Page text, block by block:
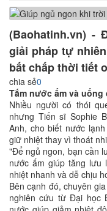
(Baohatinh.vn) -
giải pháp tự
bất chấp thời tiết
chia sẻ0
Tắm nước ấm và
Nhiều người có thói
nhưng Tiến sĩ Sophie
Anh, cho biết nước
giữ nhiệt thay vì thoát
"Để ngủ ngon, bạn cần
nước ấm giúp tăng lưu
nhiệt nhanh và dễ chịu
Bên cạnh đó, chuyên
nghiên cứu từ Đại học